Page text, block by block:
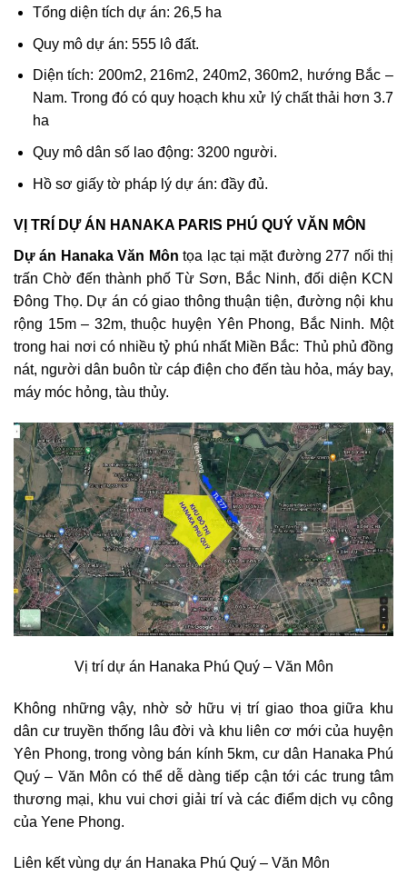
Tổng diện tích dự án: 26,5 ha
Quy mô dự án: 555 lô đất.
Diện tích: 200m2, 216m2, 240m2, 360m2, hướng Bắc –
Nam. Trong đó có quy hoạch khu xử lý chất thải hơn 3.7
ha
Quy mô dân số lao động: 3200 người.
Hồ sơ giấy tờ pháp lý dự án: đầy đủ.
VỊ TRÍ DỰ ÁN HANAKA PARIS PHÚ QUÝ VĂN MÔN
Dự án Hanaka Văn Môn tọa lạc tại mặt đường 277 nối thị
trấn Chờ đến thành phố Từ Sơn, Bắc Ninh, đối diện KCN
Đông Thọ. Dự án có giao thông thuận tiện, đường nội khu
rộng 15m – 32m, thuộc huyện Yên Phong, Bắc Ninh. Một
trong hai nơi có nhiều tỷ phú nhất Miền Bắc: Thủ phủ đồng
nát, người dân buôn từ cáp điện cho đến tàu hỏa, máy bay,
máy móc hỏng, tàu thủy.
Vị trí dự án Hanaka Phú Quý – Văn Môn
Không những vậy, nhờ sở hữu vị trí giao thoa giữa khu
dân cư truyền thống lâu đời và khu liên cơ mới của huyện
Yên Phong, trong vòng bán kính 5km, cư dân Hanaka Phú
Quý – Văn Môn có thể dễ dàng tiếp cận tới các trung tâm
thương mại, khu vui chơi giải trí và các điểm dịch vụ công
của Yene Phong.
Liên kết vùng dự án Hanaka Phú Quý – Văn Môn